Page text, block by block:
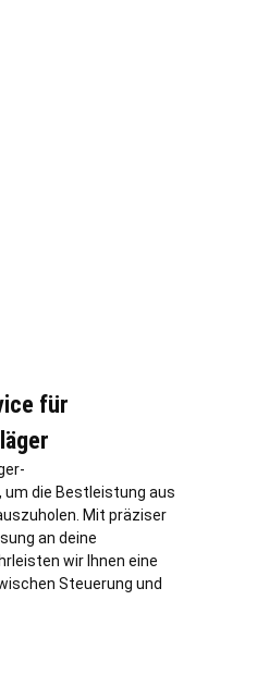
für
um die Bestleistung aus
Mit präziser
an deine
wir Ihnen eine
Steuerung und